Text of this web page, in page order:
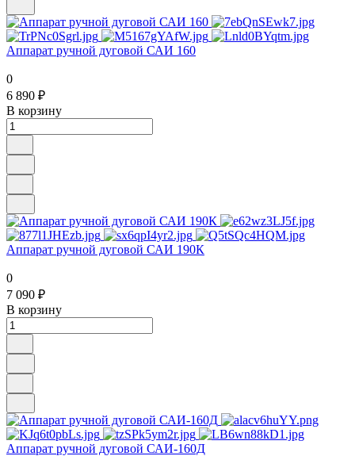
Аппарат ручной дуговой САИ 160
0
6 890 ₽
В корзину
Аппарат ручной дуговой САИ 190К
0
7 090 ₽
В корзину
Аппарат ручной дуговой САИ-160Д